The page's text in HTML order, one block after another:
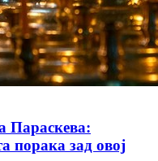
Параскева:
порака зад овој